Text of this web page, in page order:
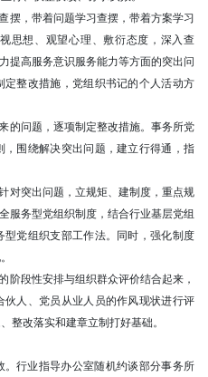
摆，带着问题学习查摆，带着方案学习
思想、观望心理、敷衍态度，深入查
提高服务意识服务能力等方面的突出问
整改措施，党组织书记的个人活动方
的问题，逐项制定整改措施。事务所党
围绕解决突出问题，建立行得通，指
对突出问题，立规矩、建制度，重点规
服务型党组织制度，结合行业基层党组
党组织支部工作法。同时，强化制度
阶段性安排与组织群众评价结合起来，
人、党员从业人员的作风现状进行评
整改落实和建章立制打好基础。
。行业指导办公室随机约谈部分事务所